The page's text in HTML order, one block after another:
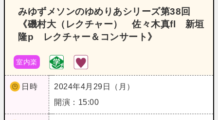
みゆずメソンのゆめりあシリーズ第38回
《磯村大（レクチャー） 佐々木真fl 新垣
隆p レクチャー＆コンサート》
室内楽
日時
2024年4月29日（月）
開演：15:00